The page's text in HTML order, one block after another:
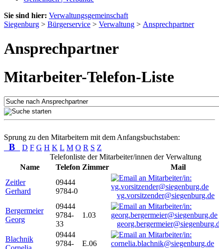
Sie sind hier: Verwaltungsgemeinschaft
Siegenburg > Bürgerservice > Verwaltung > Ansprechpartner
Ansprechpartner
Mitarbeiter-Telefon-Liste
Sprung zu den Mitarbeitern mit dem Anfangsbuchstaben:
B D F G H K L M O R S Z
Telefonliste der Mitarbeiter/innen der Verwaltung
Name
Telefon Zimmer
Mail
Zeitler
Gerhard
09444
9784-0
vg.vorsitzender@siegenburg.de
Bergermeier
Georg
09444
9784-
33
1.03
Blachnik
09444
9784-
E.06